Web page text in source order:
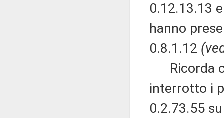
0.12.13.13
hanno
0.8.1.12
Ricorda
interrotto i
0.2.73.55